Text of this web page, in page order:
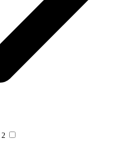
2